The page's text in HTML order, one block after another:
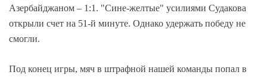
Азербайджаном – 1:1. "Сине-желтые" усилиями Судакова
открыли счет на 51-й минуте. Однако удержать победу не
смогли.
Под конец игры, мяч в штрафной нашей команды попал в